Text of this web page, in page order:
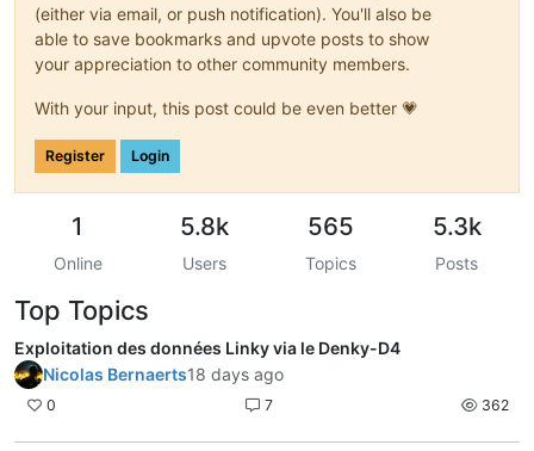
(either via email, or push notification). You'll also be
able to save bookmarks and upvote posts to show
your appreciation to other community members.
With your input, this post could be even better 💗
Register Login
1
Online
5.8k
Users
565
Topics
5.3k
Posts
Top Topics
Exploitation des données Linky via le Denky-D4
Nicolas Bernaerts18 days ago
0 7 362